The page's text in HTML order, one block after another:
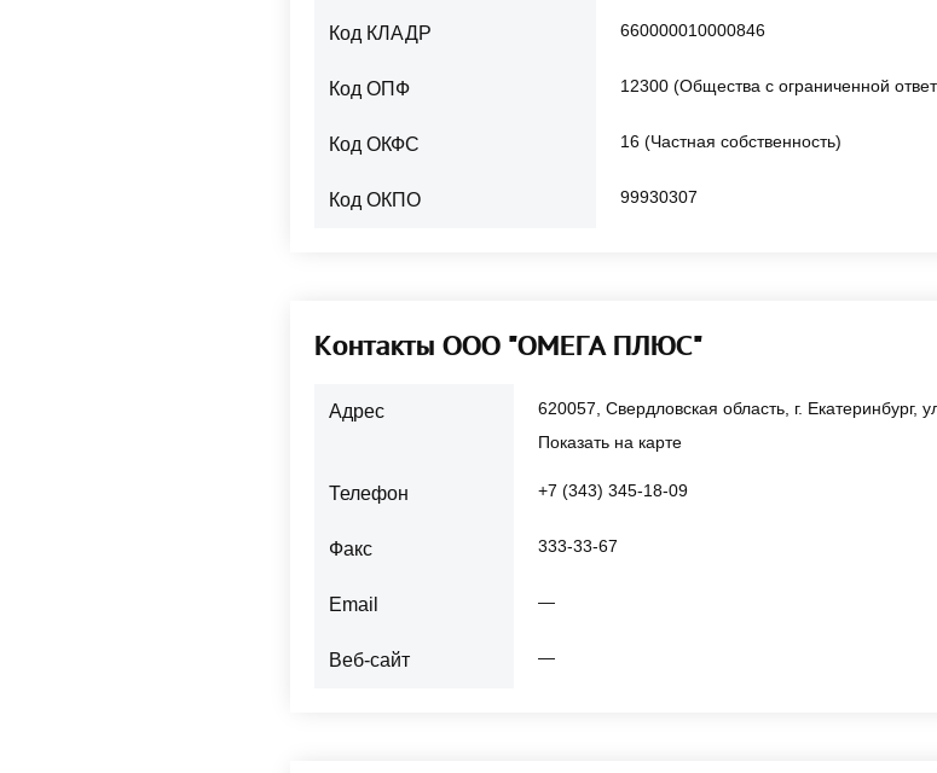
Код КЛАДР 660000010000846
Код ОПФ 12300 (Общества с ограниченной
Код ОКФС 16 (Частная собственность)
Код ОКПО 99930307
Контакты ООО "ОМЕГА ПЛЮС"
Адрес
620057, Свердловская область, г. Екатеринбург,
Показать на карте
Телефон +7 (343) 345-18-09
Факс 333-33-67
Email —
Веб-сайт —